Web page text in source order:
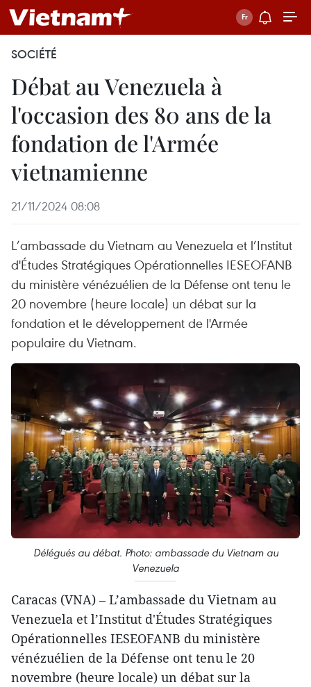
SOCIÉTÉ
Débat au Venezuela à
l'occasion des 80 ans de la
fondation de l'Armée
vietnamienne
21/11/2024 08:08
L’ambassade du Vietnam au Venezuela et l’Institut
d'Études Stratégiques Opérationnelles IESEOFANB
du ministère vénézuélien de la Défense ont tenu le
20 novembre (heure locale) un débat sur la
fondation et le développement de l'Armée
populaire du Vietnam.
Délégués au débat. Photo: ambassade du Vietnam au
Venezuela
Caracas (VNA) – L’ambassade du Vietnam au
Venezuela et l’Institut d'Études Stratégiques
Opérationnelles IESEOFANB du ministère
vénézuélien de la Défense ont tenu le 20
novembre (heure locale) un débat sur la